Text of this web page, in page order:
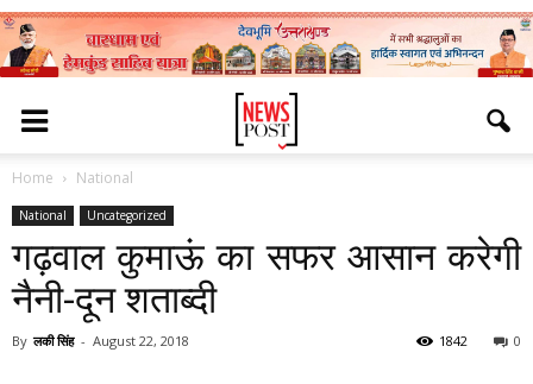
Home National
National Uncategorized
गढ़वाल कुमाऊं का सफर आसान करेगी
नैनी-दून शताब्दी
By लकी सिंह - August 22, 2018 0
1842